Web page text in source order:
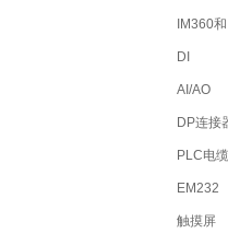
IM360
DI
AI/AO
DP连接
PLC电
EM232
触摸屏